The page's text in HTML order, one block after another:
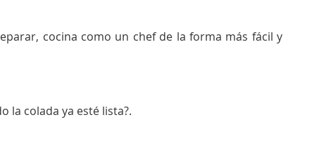
cocina como un chef de la forma más fácil y
la colada ya esté lista?.